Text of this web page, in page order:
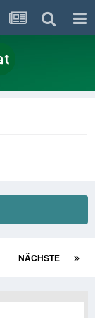
NÄCHSTE